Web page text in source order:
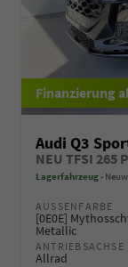
Audi Q3
Lagerfahrzeug
AUSSENFARBE
[0E0E]
Metallic
ANTRIEBSACHSE
Allrad